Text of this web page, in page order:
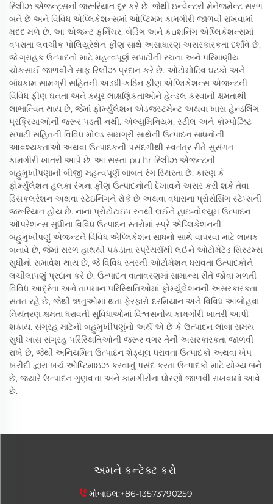
રિલીઝ એજન્ટ્સની જરૂરિયાત દૂર કરે છે, જેથી ઇન્વેન્ટરી મેનેજમેન્ટ સરળ
બને છે અને વિવિધ એપ્લિકેશન્સમાં ઓપ્ટિમમ કામગીરી જાળવી રાખવામાં
મદદ મળે છે. આ એજન્ટ ફર્નિચર, બેડિંગ અને કuશનિંગ એપ્લિકેશન્સમાં
વપરાતા લવચીક પોલિયુરેથેન ફીણ સાથે અસાધારણ અસરકારકતા દર્શાવે છે,
જે ગ્રાહક ઉત્પાદનો માટે મહત્વપૂર્ણ સપાટીની રચના અને પરિમાણીય
ચોકસાઈ જાળવીને સાફ રિલીઝ પ્રદાન કરે છે. ઓટોમોટિવ ઘટકો અને
બાંધકામ સામગ્રી સહિતની અડધી-કઠિન ફીણ એપ્લિકેશન્સ એજન્ટની
વિવિધ ફીણ ઘનતા અને ક્યુર લાક્ષણિકતાઓને હેન્ડલ કરવાની ક્ષમતાથી
લાભાન્વિત થાય છે, જેમાં ફોર્મ્યુલેશન એડજસ્ટમેન્ટ અથવા ખાસ હેન્ડલિંગ
પ્રક્રિયાઓની જરૂર પડતી નથી. એલ્યુમિનિયમ, સ્ટીલ અને કોમ્પોઝિટ
સપાટી સહિતની વિવિધ મોલ્ડ સામગ્રી સાથેની ઉત્પાદન સાધનોની
આવશ્યકતાઓ અથવા ઉત્પાદકની પસંદગીથી સ્વતંત્ર રીતે સુસંગત
કામગીરી ખાતરી આપે છે. આ સસ્તા pu hr રિલીઝ એજન્ટની
બહુમુખીપણાની બીજી મહત્વપૂર્ણ બાબત રંગ સ્થિરતા છે, કારણ કે
ફોર્મ્યુલેશન હલકા રંગના ફીણ ઉત્પાદનોની દેખાવને અસર કરી શકે તેવા
ડિસકલરેશન અથવા સ્ટેઇનિંગને રોકે છે અથવા વધારાના પ્રોસેસિંગ સ્ટેપ્સની
જરૂરિયાત હોય છે. નાના પ્રોટોટાઇપ રનથી લઈને હાઇ-વોલ્યુમ ઉત્પાદન
ઑપરેશન્સ સુધીના વિવિધ ઉત્પાદન સ્તરોમાં સ્પ્રે એપ્લિકેશનની
બહુમુખીપણું એજન્ટને વિવિધ એપ્લિકેશન સાધનો સાથે વાપરવા માટે લાયક
બનાવે છે, જેમાં સરળ હાથથી પકડાતા સ્પ્રેયર્સથી લઈને ઓટોમેટેડ સિસ્ટમ્સ
સુધીનો સમાવેશ થાય છે, જે વિવિધ સ્તરની ઓટોમેશન ધરાવતા ઉત્પાદકોને
લચીલાપણું પ્રદાન કરે છે. ઉત્પાદન વાતાવરણમાં સામાન્ય રીતે જોવા મળતી
વિવિધ આર્દ્રતા અને તાપમાન પરિસ્થિતિઓમાં ફોર્મ્યુલેશનની અસરકારકતા
સતત રહે છે, જેથી ઋતુઓમાં થતા ફેરફારો દરમિયાન અને વિવિધ આબોહવા
નિયંત્રણ ક્ષમતા ધરાવતી સુવિધાઓમાં વિશ્વસનીય કામગીરી ખાતરી આપી
શકાય. સંગ્રહ માટેની બહુમુખીપણુંનો અર્થ એ છે કે ઉત્પાદન લાંબા સમય
સુધી ખાસ સંગ્રહ પરિસ્થિતિઓની જરૂર વગર તેની અસરકારકતા જાળવી
રાખે છે, જેથી અનિયમિત ઉત્પાદન શેડ્યૂલ ધરાવતા ઉત્પાદકો અથવા ખેપ
ખરીદી દ્વારા ખર્ચ ઓપ્ટિમાઇઝ કરવાનું પસંદ કરતા ઉત્પાદકો માટે યોગ્ય બને
છે, જ્યારે ઉત્પાદન ગુણવત્તા અને કામગીરીના ધોરણો જાળવી રાખવામાં આવે
છે.
અમને કન્ટેક્ટ કરો
મોબાઇલ:+86-13573790259